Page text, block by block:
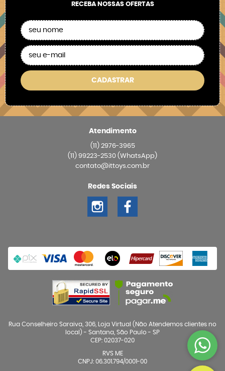
RECEBA NOSSAS OFERTAS
CADASTRAR
Atendimento
(11)2976-3965
(11) 99223-2530 (WhatsApp)
contato@ittoys.com.br
Redes Sociais
Rua Conselheiro Saraiva, 306, Loja Virtual (Não Atendemos clientes no
local) - Santana, São Paulo - SP
CEP: 02037-020
RVS ME
CNPJ: 06.301.794/0001-00